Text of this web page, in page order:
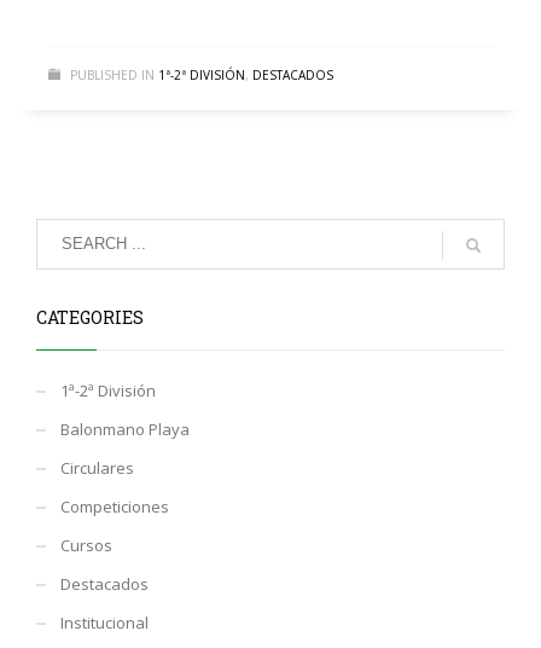
PUBLISHED IN 1ª-2ª DIVISIÓN, DESTACADOS
CATEGORIES
1ª-2ª División
Balonmano Playa
Circulares
Competiciones
Cursos
Destacados
Institucional